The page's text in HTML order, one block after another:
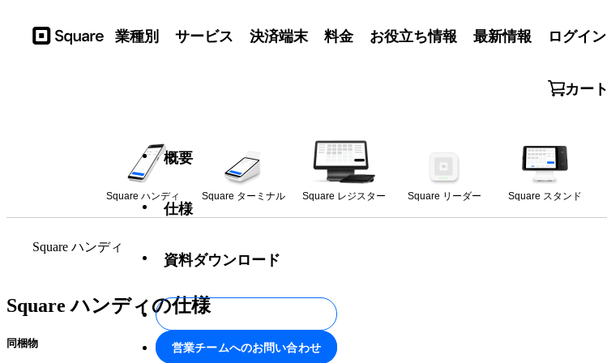
Square 業種別 サービス 決済端末 料金 お役立ち情報 最新情報 ログイン
カート
Square ハンディ Square ターミナル Square レジスター Square リーダー Square スタンド
Square ハンディ
概要
仕様
資料ダウンロード
営業チームへのお問い合わせ
Square ハンディの仕様
同梱物